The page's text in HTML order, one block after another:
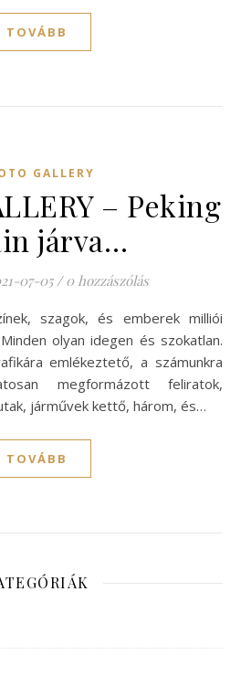
TOVÁBB
GALLERY
– Peking
járva…
07-05 / 0 hozzászólás
olyan idegen és szokatlan.
emlékeztető, a számunkra
megformázott feliratok,
járművek kettő, három, és…
TOVÁBB